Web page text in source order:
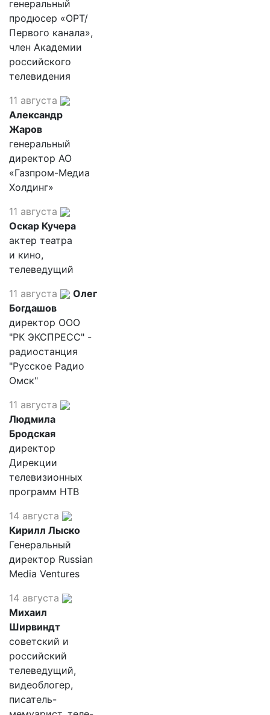
генеральный
продюсер «ОРТ/
Первого канала»,
член Академии
российского
телевидения
11 августа
Александр
Жаров
генеральный
директор АО
«Газпром-Медиа
Холдинг»
11 августа
Оскар Кучера
актер театра
и кино,
телеведущий
11 августа
Олег
Богдашов
директор ООО
"РК ЭКСПРЕСС" -
радиостанция
"Русское Радио
Омск"
11 августа
Людмила
Бродская
директор
Дирекции
телевизионных
программ НТВ
14 августа
Кирилл Лыско
Генеральный
директор Russian
Media Ventures
14 августа
Михаил
Ширвиндт
советский и
российский
телеведущий,
видеоблогер,
писатель-